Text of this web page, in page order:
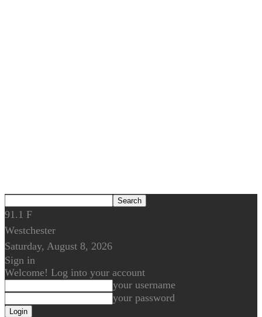
91.1 F
Westchester
Saturday, August 8, 2026
Sign in
Welcome! Log into your account
your username
your password